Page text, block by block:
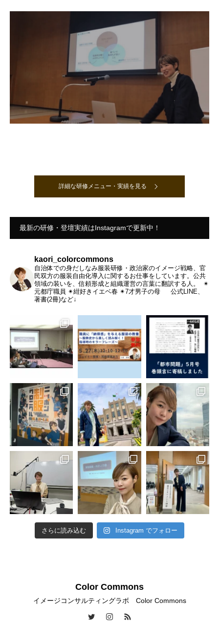
詳細な研修メニュー・実績を見る
最新の研修・登壇実績はInstagramで更新中！
kaori_colorcommons
自治体での身だしなみ服装研修・政治家のイメージ戦略、官
民双方の服装自由化導入に関するお仕事をしています。公共
領域の装いを、信頼形成と組織運営の言葉に翻訳する人。
✴︎
元都庁職員 ✴︎紺好きイエベ春 ✴︎7才男子の母
公式LINE、
著書(2冊)など↓
さらに読み込む Instagram でフォロー
Color Commons
イメージコンサルティングラボ Color Commons